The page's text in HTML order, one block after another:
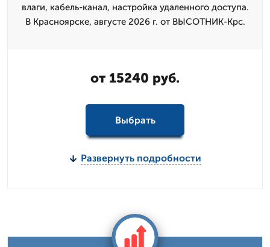
влаги, кабель-канал, настройка удаленного доступа.
В Красноярске, августе 2026 г. от ВЫСОТНИК-Крс.
от 15240 руб.
Выбрать
Развернуть подробности